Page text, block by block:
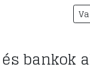
bankok